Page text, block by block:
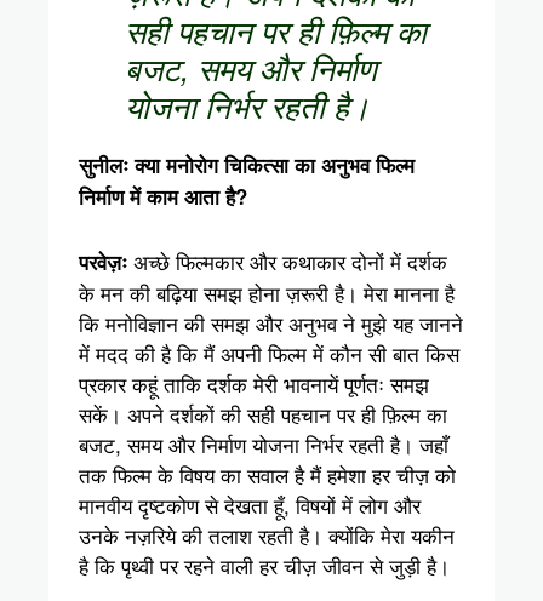
सही पहचान पर ही फ़िल्म का
बजट, समय और निर्माण
योजना निर्भर रहती है।
सुनीलः क्या मनोरोग चिकित्सा का अनुभव फिल्म
निर्माण में काम आता है?
परवेज़ः अच्छे फिल्मकार और कथाकार दोनों में दर्शक
के मन की बढ़िया समझ होना ज़रूरी है। मेरा मानना है
कि मनोविज्ञान की समझ और अनुभव ने मुझे यह जानने
में मदद की है कि मैं अपनी फिल्म में कौन सी बात किस
प्रकार कहूं ताकि दर्शक मेरी भावनायें पूर्णतः समझ
सकें। अपने दर्शकों की सही पहचान पर ही फ़िल्म का
बजट, समय और निर्माण योजना निर्भर रहती है। जहाँ
तक फिल्म के विषय का सवाल है मैं हमेशा हर चीज़ को
मानवीय दृष्टकोण से देखता हूँ, विषयों में लोग और
उनके नज़रिये की तलाश रहती है। क्योंकि मेरा यकीन
है कि पृथ्वी पर रहने वाली हर चीज़ जीवन से जुड़ी है।